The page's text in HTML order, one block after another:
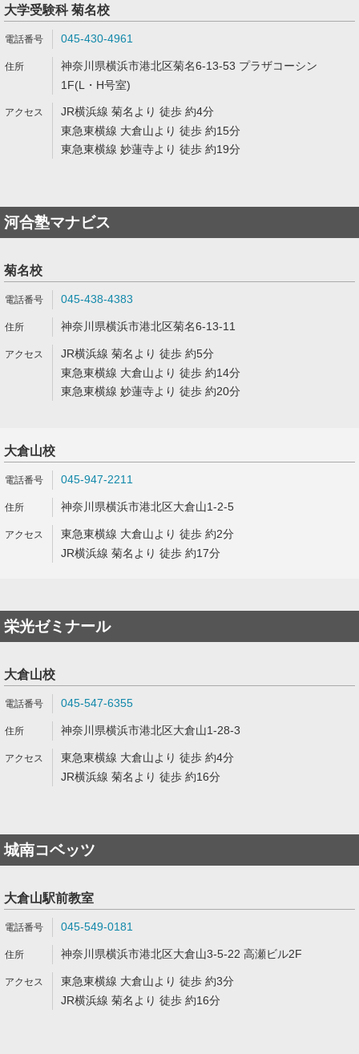
大学受験科 菊名校
045-430-4961
神奈川県横浜市港北区菊名6-13-53 プラザコーシン
1F(L・H号室)
JR横浜線 菊名より 徒歩 約4分
東急東横線 大倉山より 徒歩 約15分
東急東横線 妙蓮寺より 徒歩 約19分
河合塾マナビス
菊名校
045-438-4383
神奈川県横浜市港北区菊名6-13-11
JR横浜線 菊名より 徒歩 約5分
東急東横線 大倉山より 徒歩 約14分
東急東横線 妙蓮寺より 徒歩 約20分
大倉山校
045-947-2211
神奈川県横浜市港北区大倉山1-2-5
東急東横線 大倉山より 徒歩 約2分
JR横浜線 菊名より 徒歩 約17分
栄光ゼミナール
大倉山校
045-547-6355
神奈川県横浜市港北区大倉山1-28-3
東急東横線 大倉山より 徒歩 約4分
JR横浜線 菊名より 徒歩 約16分
城南コベッツ
大倉山駅前教室
045-549-0181
神奈川県横浜市港北区大倉山3-5-22 高瀬ビル2F
東急東横線 大倉山より 徒歩 約3分
JR横浜線 菊名より 徒歩 約16分